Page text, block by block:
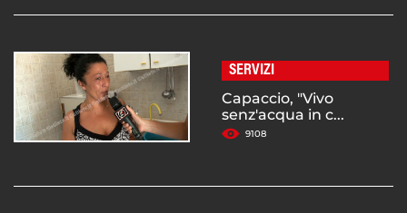
SERVIZI
Capaccio, "Vivo
senz'acqua in c...
9108